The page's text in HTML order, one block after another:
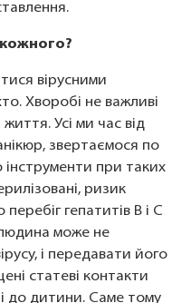
вірусними
Хворобі не важливі
життя. Усі ми час від
звертаємося по
інструменти при таких
ризик
гепатитів B і C
може не
і передавати його
статеві контакти
до дитини. Саме тому